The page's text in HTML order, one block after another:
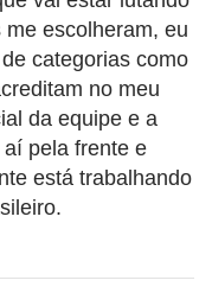
escolheram, eu
categorias como
no meu
da equipe e a
pela frente e
está trabalhando